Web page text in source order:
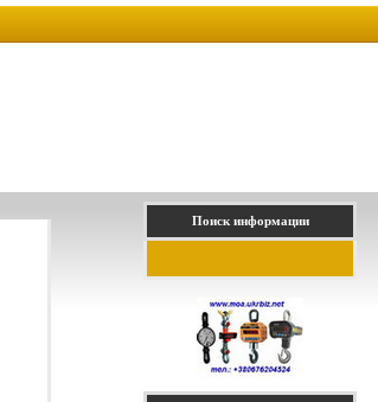
Поиск информации